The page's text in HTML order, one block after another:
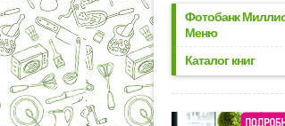
Фотобанк
Меню
Каталог книг